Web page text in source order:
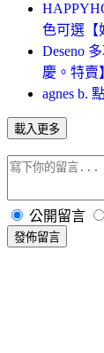
色可選【
Deseno
慶。特賣
agnes b.
載入更多
公開留言
發佈留言